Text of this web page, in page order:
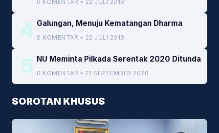
0 KOMENTAR • 22 JULI 2019
4 Galungan, Menuju Kematangan Dharma
0 KOMENTAR • 22 JULI 2019
5 NU Meminta Pilkada Serentak 2020 Ditunda
0 KOMENTAR • 21 SEPTEMBER 2020
SOROTAN KHUSUS